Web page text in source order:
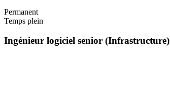
Permanent
Temps plein
Ingénieur logiciel senior (Infrastructure)